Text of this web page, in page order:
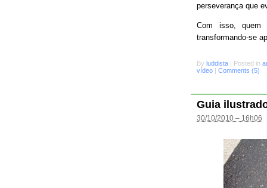
perseverança que
Com isso, quem
transformando-se
By luddista | Posted in
vídeo | Comments (5)
Guia
30/10/2010 – 16h06